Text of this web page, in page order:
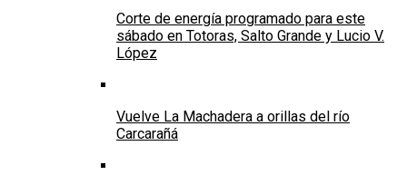
Corte de energía programado para este
sábado en Totoras, Salto Grande y Lucio V.
López
Vuelve La Machadera a orillas del río
Carcarañá